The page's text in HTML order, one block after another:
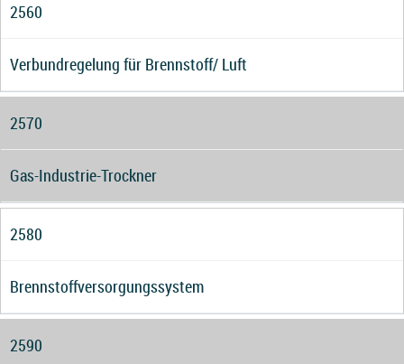
2560
Verbundregelung für Brennstoff/ Luft
2570
Gas-Industrie-Trockner
2580
Brennstoffversorgungssystem
2590